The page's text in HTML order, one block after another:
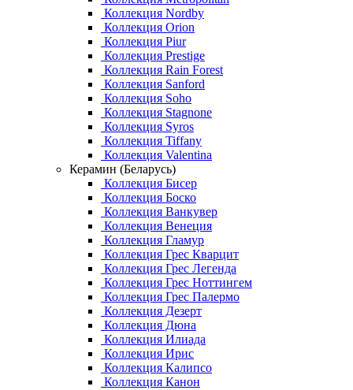
Коллекция Nordby
Коллекция Orion
Коллекция Piur
Коллекция Prestige
Коллекция Rain Forest
Коллекция Sanford
Коллекция Soho
Коллекция Stagnone
Коллекция Syros
Коллекция Tiffany
Коллекция Valentina
Керамин (Беларусь)
Коллекция Бисер
Коллекция Боско
Коллекция Ванкувер
Коллекция Венеция
Коллекция Гламур
Коллекция Грес Кварцит
Коллекция Грес Легенда
Коллекция Грес Ноттингем
Коллекция Грес Палермо
Коллекция Дезерт
Коллекция Дюна
Коллекция Илиада
Коллекция Ирис
Коллекция Калипсо
Коллекция Канон